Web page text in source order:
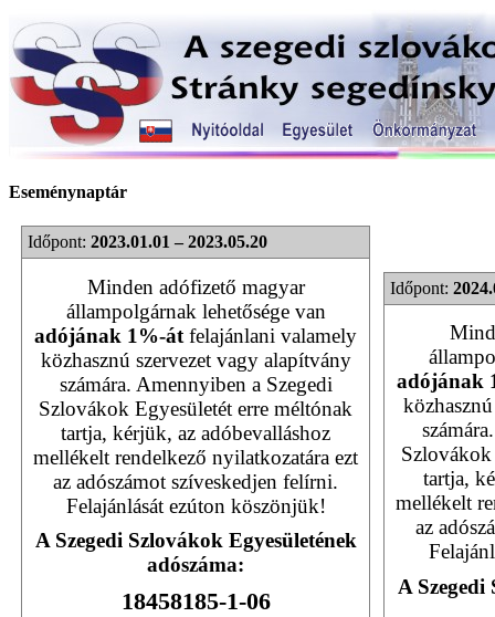
Eseménynaptár
Időpont: 2023.01.01 – 2023.05.20
Minden adófizető magyar
állampolgárnak lehetősége van
adójának 1%-át felajánlani valamely
közhasznú szervezet vagy alapítvány
számára. Amennyiben a Szegedi
Szlovákok Egyesületét erre méltónak
tartja, kérjük, az adóbevalláshoz
mellékelt rendelkező nyilatkozatára ezt
az adószámot szíveskedjen felírni.
Felajánlását ezúton köszönjük!
A Szegedi Szlovákok Egyesületének
adószáma:
18458185-1-06
Időpont:
adójának
Szlovákok
tartja,
mellékelt
az
A Szegedi